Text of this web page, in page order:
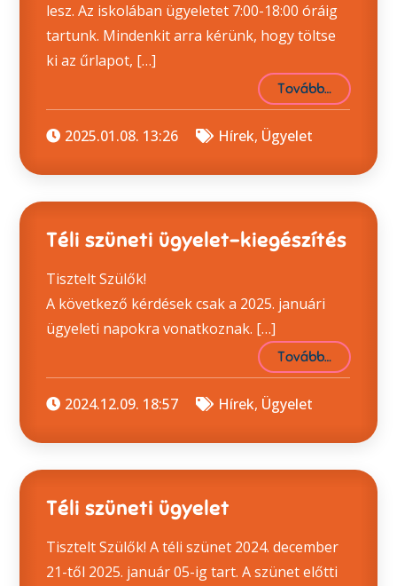
lesz. Az iskolában ügyeletet 7:00-18:00 óráig
tartunk. Mindenkit arra kérünk, hogy töltse
ki az űrlapot, […]
Tovább…
2025.01.08. 13:26 Hírek, Ügyelet
Téli szüneti ügyelet-kiegészítés
Tisztelt Szülők!
A következő kérdések csak a 2025. januári
ügyeleti napokra vonatkoznak. […]
Tovább…
2024.12.09. 18:57 Hírek, Ügyelet
Téli szüneti ügyelet
Tisztelt Szülők! A téli szünet 2024. december
21-től 2025. január 05-ig tart. A szünet előtti